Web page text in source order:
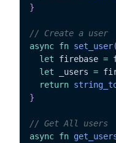
}
// Create a user
async fn set_user(
let firebase =
let _users =
return
}
// Get All users
async fn